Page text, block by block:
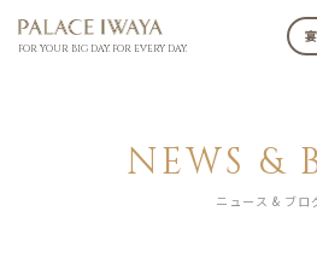
FOR YOUR BIG DAY. FOR EVERY DAY.
NEWS &
ニュース & ブロ